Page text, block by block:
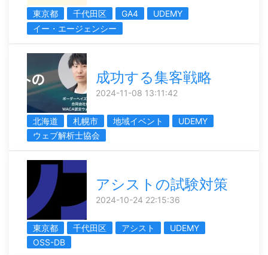
東京都 千代田区 GA4
UDEMY
イー・エージェンシー
成功する集客戦略
2024-11-08 13:11:42
北海道 札幌市 地域イベント
UDEMY
ウェブ解析士協会
アシストの試験対策
2024-10-24 22:15:36
東京都 千代田区 アシスト
UDEMY
OSS-DB